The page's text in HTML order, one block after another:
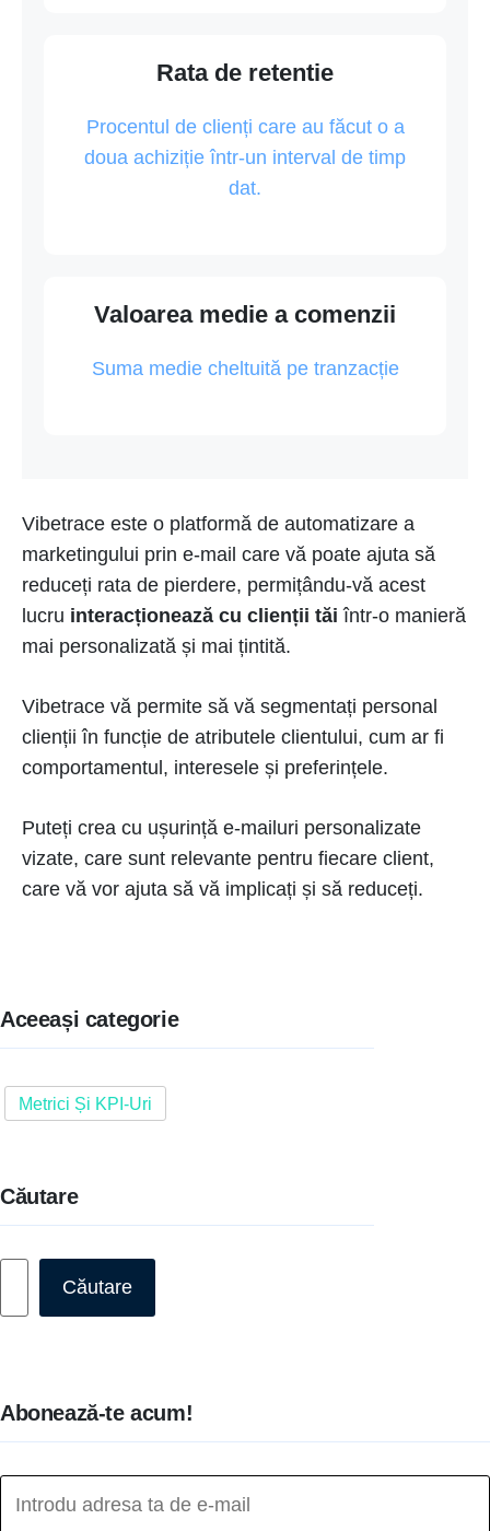
Rata de retentie
Procentul de clienți care au făcut o a
doua achiziție într-un interval de timp
dat.
Valoarea medie a comenzii
Suma medie cheltuită pe tranzacție
Vibetrace este o platformă de automatizare a
marketingului prin e-mail care vă poate ajuta să
reduceți rata de pierdere, permițându-vă acest
lucru interacționează cu clienții tăi într-o manieră
mai personalizată și mai țintită.
Vibetrace vă permite să vă segmentați personal
clienții în funcție de atributele clientului, cum ar fi
comportamentul, interesele și preferințele.
Puteți crea cu ușurință e-mailuri personalizate
vizate, care sunt relevante pentru fiecare client,
care vă vor ajuta să vă implicați și să reduceți.
Aceeași categorie
Metrici Și KPI-Uri
Căutare
Căutare
Abonează-te acum!